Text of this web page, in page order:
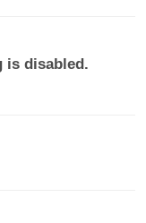
is disabled.